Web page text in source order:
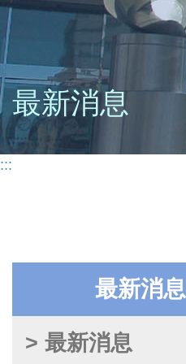
最新消息
:::
最新消息
> 最新消息